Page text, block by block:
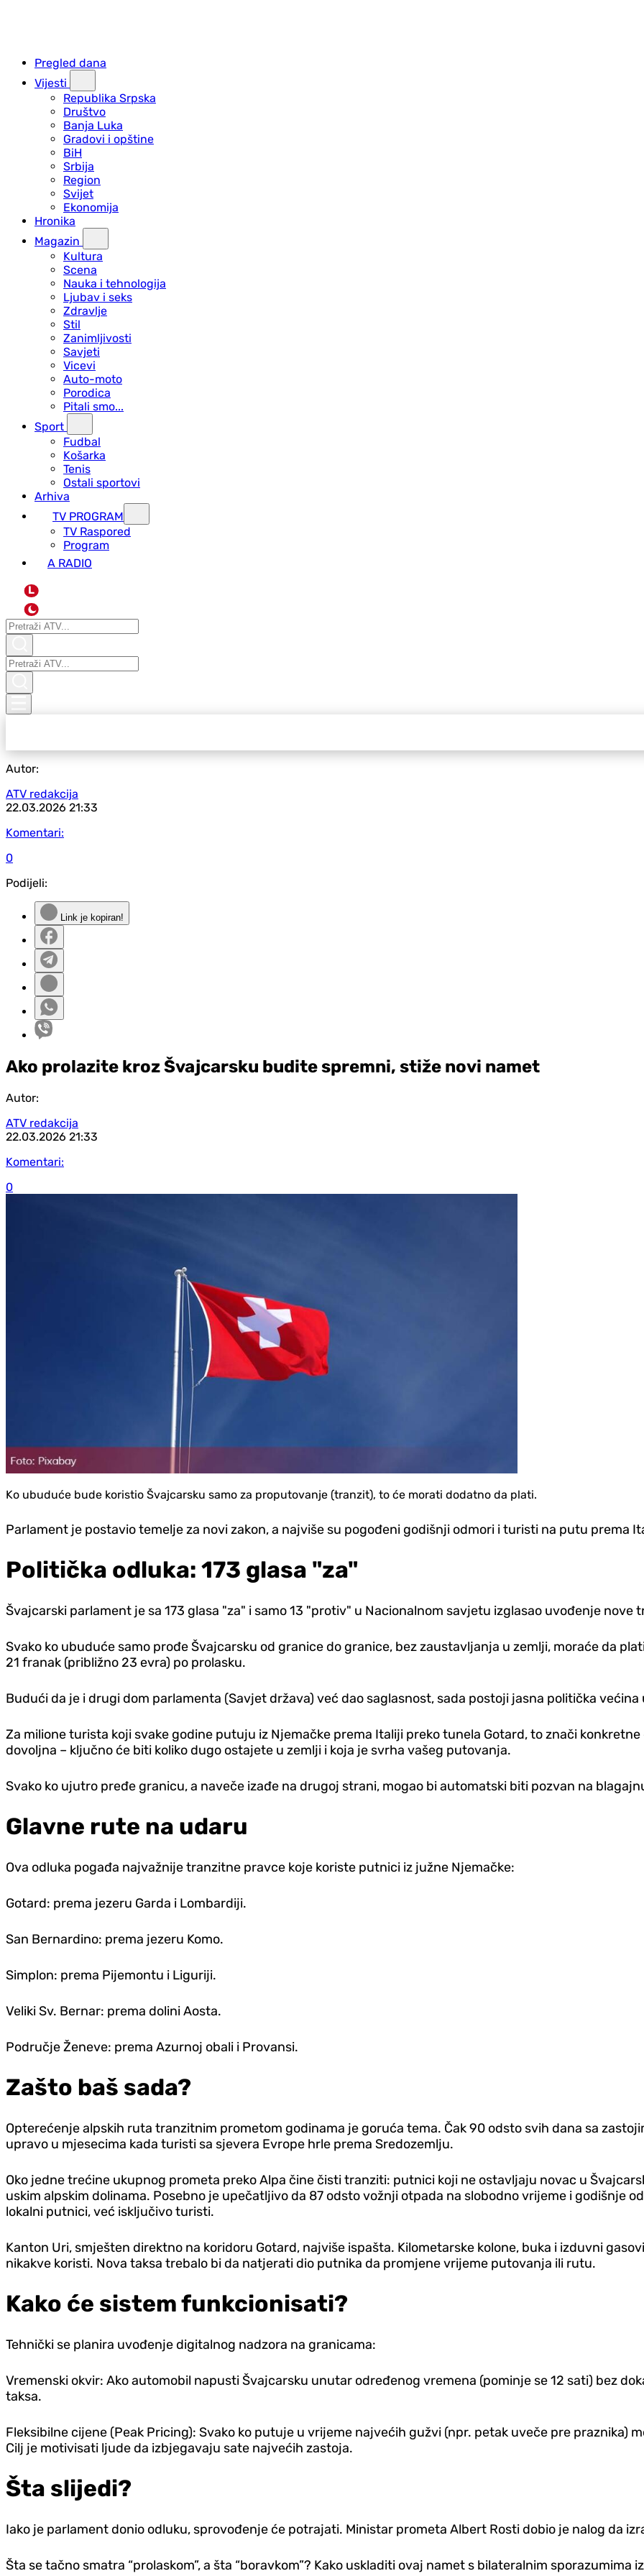
Pregled dana
Vijesti
Republika Srpska
Društvo
Banja Luka
Gradovi i opštine
BiH
Srbija
Region
Svijet
Ekonomija
Hronika
Magazin
Kultura
Scena
Nauka i tehnologija
Ljubav i seks
Zdravlje
Stil
Zanimljivosti
Savjeti
Vicevi
Auto-moto
Porodica
Pitali smo...
Sport
Fudbal
Košarka
Tenis
Ostali sportovi
Arhiva
TV PROGRAM
ТV Raspored
Program
A RADIO
L
Autor:
ATV redakcija
22.03.2026 21:33
Komentari:
0
Podijeli:
Link je kopiran!
Ako prolazite kroz Švajcarsku budite spremni, stiže novi namet
Autor:
ATV redakcija
22.03.2026 21:33
Komentari:
0
Ko ubuduće bude koristio Švajcarsku samo za proputovanje (tranzit), to će morati dodatno da plati.
Parlament je postavio temelje za novi zakon, a najviše su pogođeni godišnji odmori i turisti na putu prema
Politička odluka: 173 glasa "za"
Švajcarski parlament je sa 173 glasa "za" i samo 13 "protiv" u Nacionalnom savjetu izglasao uvođenje nove
Svako ko ubuduće samo prođe Švajcarsku od granice do granice, bez zaustavljanja u zemlji, moraće da
21 franak (približno 23 evra) po prolasku.
Budući da je i drugi dom parlamenta (Savjet država) već dao saglasnost, sada postoji jasna politička većina
Za milione turista koji svake godine putuju iz Njemačke prema Italiji preko tunela Gotard, to znači
dovoljna – ključno će biti koliko dugo ostajete u zemlji i koja je svrha vašeg putovanja.
Svako ko ujutro pređe granicu, a naveče izađe na drugoj strani, mogao bi automatski biti pozvan na
Glavne rute na udaru
Ova odluka pogađa najvažnije tranzitne pravce koje koriste putnici iz južne Njemačke:
Gotard: prema jezeru Garda i Lombardiji.
San Bernardino: prema jezeru Komo.
Simplon: prema Pijemontu i Liguriji.
Veliki Sv. Bernar: prema dolini Aosta.
Područje Ženeve: prema Azurnoj obali i Provansi.
Zašto baš sada?
Opterećenje alpskih ruta tranzitnim prometom godinama je goruća tema. Čak 90 odsto svih dana sa
upravo u mjesecima kada turisti sa sjevera Evrope hrle prema Sredozemlju.
Oko jedne trećine ukupnog prometa preko Alpa čine čisti tranziti: putnici koji ne ostavljaju novac u
uskim alpskim dolinama. Posebno je upečatljivo da 87 odsto vožnji otpada na slobodno vrijeme i godišnje
lokalni putnici, već isključivo turisti.
Kanton Uri, smješten direktno na koridoru Gotard, najviše ispašta. Kilometarske kolone, buka i izduvni
nikakve koristi. Nova taksa trebalo bi da natjerati dio putnika da promjene vrijeme putovanja ili rutu.
Kako će sistem funkcionisati?
Tehnički se planira uvođenje digitalnog nadzora na granicama:
Vremenski okvir: Ako automobil napusti Švajcarsku unutar određenog vremena (pominje se 12 sati) bez
taksa.
Fleksibilne cijene (Peak Pricing): Svako ko putuje u vrijeme najvećih gužvi (npr. petak uveče pre praznika)
Cilj je motivisati ljude da izbjegavaju sate najvećih zastoja.
Šta slijedi?
Iako je parlament donio odluku, sprovođenje će potrajati. Ministar prometa Albert Rosti dobio je nalog da
Šta se tačno smatra “prolaskom”, a šta “boravkom”? Kako uskladiti ovaj namet s bilateralnim sporazumima